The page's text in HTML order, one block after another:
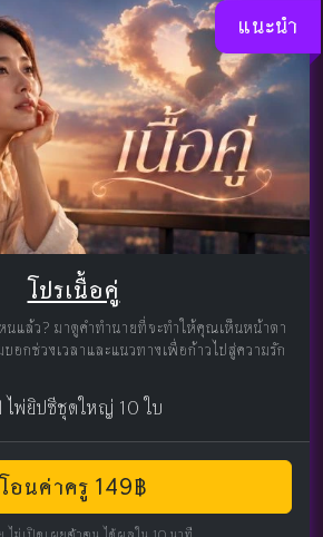
แนะนำ
โปรเนื้อคู่
นแล้ว? มาดูคำทำนายที่จะทำให้คุณเห็นหน้าตา
อกช่วงเวลาและแนวทางเพื่อก้าวไปสู่ความรัก
ไพ่ยิปซีชุดใหญ่ 10 ใบ
โอนค่าครู 149฿